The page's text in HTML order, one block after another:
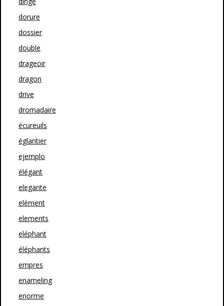
dorure
dossier
double
drageoir
dragon
drive
dromadaire
écureuils
églantier
ejemplo
élégant
elegante
elément
elements
eléphant
éléphants
empres
enameling
enorme